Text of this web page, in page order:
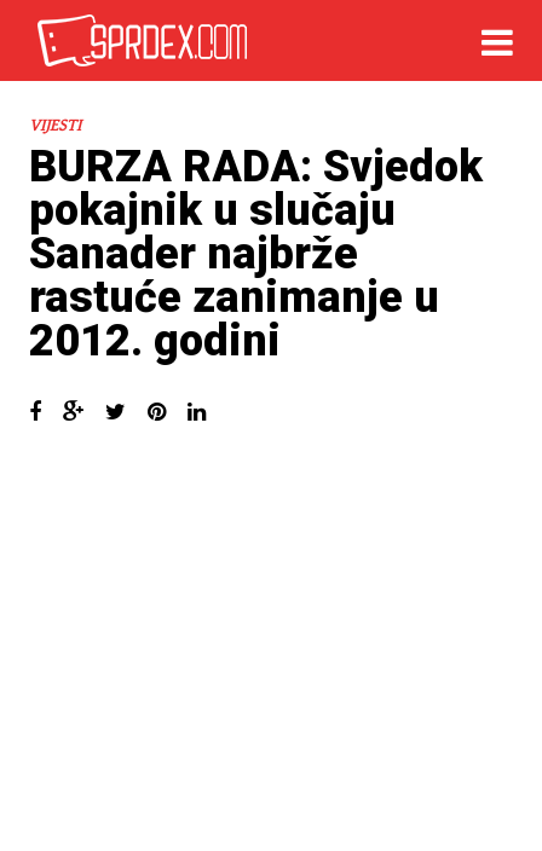
VIJESTI
BURZA RADA: Svjedok
pokajnik u slučaju
Sanader najbrže
rastuće zanimanje u
2012. godini